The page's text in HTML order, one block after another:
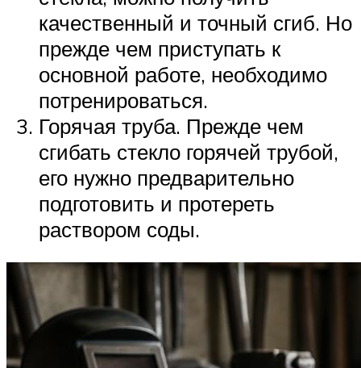
качественный и точный сгиб. Но
прежде чем приступать к
основной работе, необходимо
потренироваться.
Горячая труба. Прежде чем
сгибать стекло горячей трубой,
его нужно предварительно
подготовить и протереть
раствором соды.